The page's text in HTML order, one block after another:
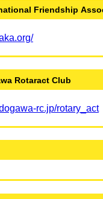
Friendship
Rotaract Club
rc.jp/rotary_act